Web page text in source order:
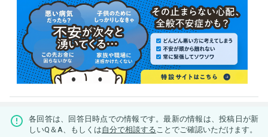
各回答は、回答日時点での情報です。最新の情報は、投稿日が新
しいQ＆A、もしくは自分で相談する ことでご確認いただけます。